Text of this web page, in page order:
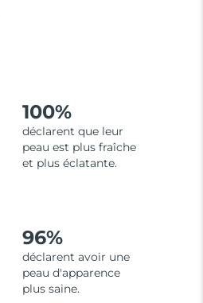
100%
déclarent que leur
peau est plus fraîche
et plus éclatante.
96%
déclarent avoir une
peau d'apparence
plus saine.